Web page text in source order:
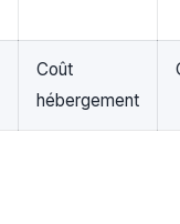
Coût
hébergement